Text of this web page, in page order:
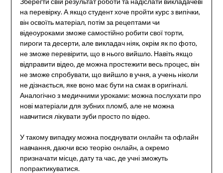
на перевірку. А якщо студент хоче пройти курс з випічки,
він освоїть матеріал, потім за рецептами чи
відеоуроками зможе самостійно робити свої торти,
пироги та десерти, але викладач ніяк, окрім як по фото,
не зможе перевірити, що в нього вийшло. Навіть якщо
відправити відео, де можна простежити весь процес, він
не зможе спробувати, що вийшло в учня, а учень ніколи
не дізнається, яке воно має бути на смак в оригіналі.
Аналогічно з медичними уроками: можна послухати про
нові матеріали для зубних пломб, але не можна
навчитися лікувати зуби просто по відео.
У такому випадку можна поєднувати онлайн та офлайн
навчання, даючи всю теорію онлайн, а окремо
призначати місце, дату та час, де учні зможуть
попрактикуватися.